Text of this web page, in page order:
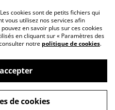
Politique de cookies
Academy
powered by
cookies sont de petits fichiers qui
vous utilisez nos services afin
en savoir plus sur ces cookies
en cliquant sur « Paramètres des
notre politique de cookies.
de cookies